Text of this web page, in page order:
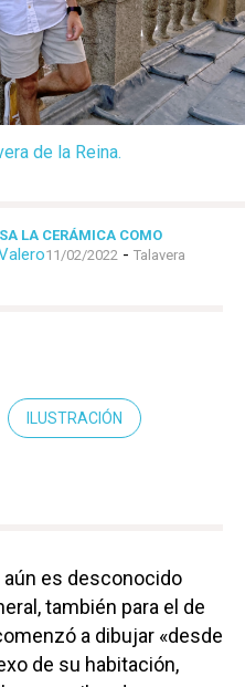
de la Reina.
LA CERÁMICA COMO
11/02/2022 - Talavera
ILUSTRACIÓN
aún es desconocido
también para el de
a dibujar «desde
de su habitación,